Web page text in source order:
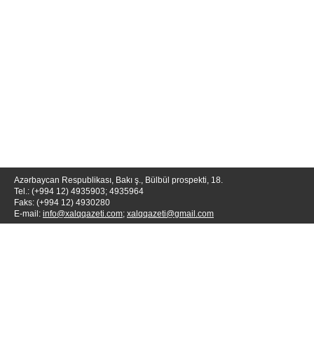
Azərbaycan Respublikası, Bakı ş., Bülbül prospekti, 18.
Tel.: (+994 12) 4935903; 4935964
Faks: (+994 12) 4930280
E-mail: info@xalqqazeti.com; xalqqazeti@gmail.com